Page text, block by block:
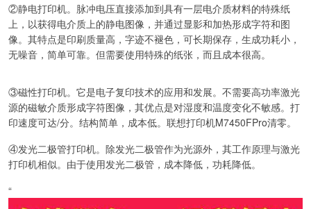
②静电打印机。脉冲电压直接添加到具有一层电介质材料的特殊纸
上，以获得电介质上的静电图像，并通过显影和加热形成字符和图
像。其特点是印刷质量高，字迹不褪色，可长期保存，生成功耗小，
无噪音，简单可靠。但需要使用特殊的纸张，而且成本很高。
③磁性打印机。它是电子复印技术的应用和发展。不需要高功率激光
源的磁敏介质形成字符图像，其优点是对湿度和温度变化不敏感。打
印速度可达/分。结构简单，成本低。联想打印机M7450FPro清零。
④发光二极管打印机。除发光二极管作为光源外，其工作原理与激光
打印机相似。由于使用发光二极管，成本降低，功耗降低。
“